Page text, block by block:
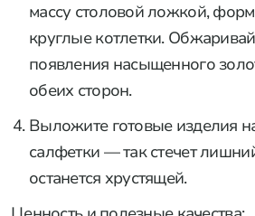
массу столовой ложкой,
круглые котлетки.
появления насыщенного
обеих сторон.
Выложите готовые изделия
салфетки — так стечет
останется хрустящей.